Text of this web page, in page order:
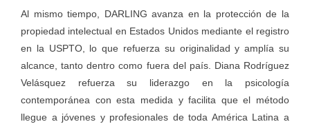
Al mismo tiempo, DARLING avanza en la protección de la
propiedad intelectual en Estados Unidos mediante el registro
en la USPTO, lo que refuerza su originalidad y amplía su
alcance, tanto dentro como fuera del país. Diana Rodríguez
Velásquez refuerza su liderazgo en la psicología
contemporánea con esta medida y facilita que el método
llegue a jóvenes y profesionales de toda América Latina a